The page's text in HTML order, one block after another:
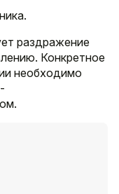
раздражение
Конкретное
необходимо